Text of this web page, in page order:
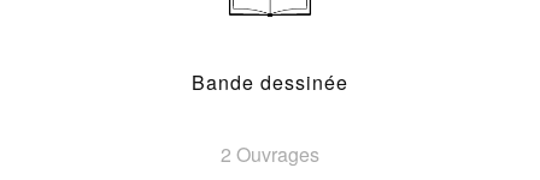
Bande dessinée
2 Ouvrages